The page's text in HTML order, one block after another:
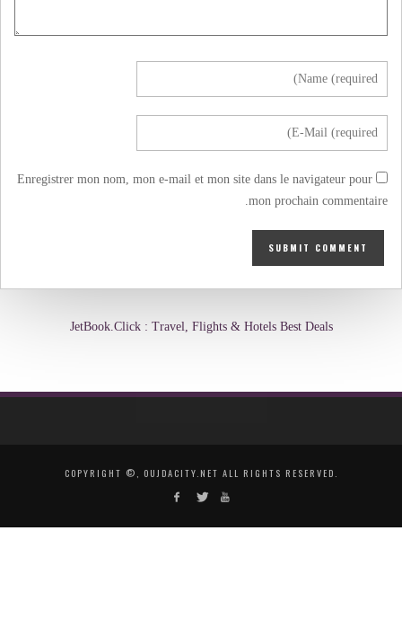
Enregistrer mon nom, mon e-mail et mon site dans le navigateur pour
mon prochain commentaire.
JetBook.Click : Travel, Flights & Hotels Best Deals
COPYRIGHT ©, OUJDACITY.NET ALL RIGHTS RESERVED.